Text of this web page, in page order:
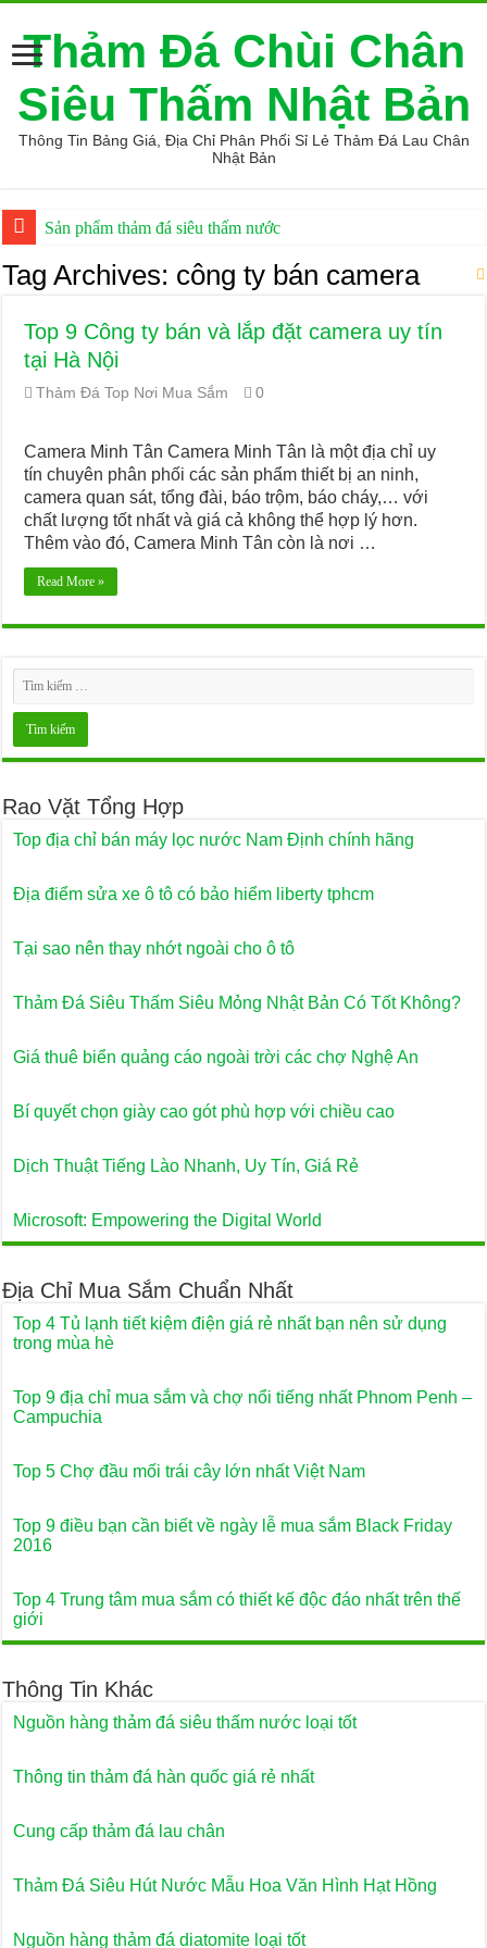
Thảm Đá Chùi Chân
Siêu Thấm Nhật Bản
Thông Tin Bảng Giá, Địa Chỉ Phân Phối Sỉ Lẻ Thảm Đá Lau Chân
Nhật Bản
Sản phẩm thảm đá siêu thấm nước
Địa điểm phân phối máy may vắt sổ tốt giá rẻ
Giá thảm đá hàn quốc giá sỉ
Top 9 Mẹo mua hàng online an toàn
thảm đá xịn đến từ nhật bản giá tốt
Sản phẩm thảm đá diatomite chính hãng
Cung cấp thảm đá chùi chân loại tốt
Tag Archives: công ty bán camera
Top 9 Công ty bán và lắp đặt camera uy tín
tại Hà Nội
Thảm Đá Top Nơi Mua Sắm 0
Camera Minh Tân Camera Minh Tân là một địa chỉ uy
tín chuyên phân phối các sản phẩm thiết bị an ninh,
camera quan sát, tổng đài, báo trộm, báo cháy,… với
chất lượng tốt nhất và giá cả không thể hợp lý hơn.
Thêm vào đó, Camera Minh Tân còn là nơi …
Read More »
Rao Vặt Tổng Hợp
Top địa chỉ bán máy lọc nước Nam Định chính hãng
Địa điểm sửa xe ô tô có bảo hiểm liberty tphcm
Tại sao nên thay nhớt ngoài cho ô tô
Thảm Đá Siêu Thấm Siêu Mỏng Nhật Bản Có Tốt Không?
Giá thuê biển quảng cáo ngoài trời các chợ Nghệ An
Bí quyết chọn giày cao gót phù hợp với chiều cao
Dịch Thuật Tiếng Lào Nhanh, Uy Tín, Giá Rẻ
Microsoft: Empowering the Digital World
Địa Chỉ Mua Sắm Chuẩn Nhất
Top 4 Tủ lạnh tiết kiệm điện giá rẻ nhất bạn nên sử dụng
trong mùa hè
Top 9 địa chỉ mua sắm và chợ nổi tiếng nhất Phnom Penh –
Campuchia
Top 5 Chợ đầu mối trái cây lớn nhất Việt Nam
Top 9 điều bạn cần biết về ngày lễ mua sắm Black Friday
2016
Top 4 Trung tâm mua sắm có thiết kế độc đáo nhất trên thế
giới
Thông Tin Khác
Nguồn hàng thảm đá siêu thấm nước loại tốt
Thông tin thảm đá hàn quốc giá rẻ nhất
Cung cấp thảm đá lau chân
Thảm Đá Siêu Hút Nước Mẫu Hoa Văn Hình Hạt Hồng
Nguồn hàng thảm đá diatomite loại tốt